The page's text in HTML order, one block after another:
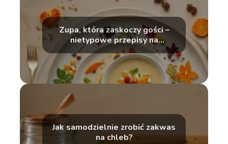
Zupa, która zaskoczy gości –
nietypowe przepisy na
wyjątkowe okazje
Jak samodzielnie zrobić zakwas
na chleb?